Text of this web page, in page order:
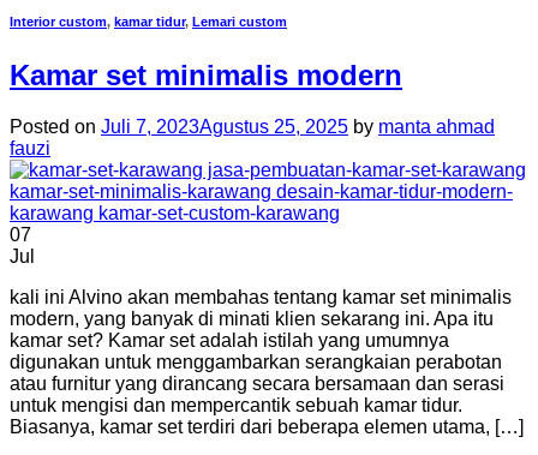
Interior custom, kamar tidur, Lemari custom
Kamar set minimalis modern
Posted on Juli 7, 2023Agustus 25, 2025 by manta ahmad
fauzi
07
Jul
kali ini Alvino akan membahas tentang kamar set minimalis
modern, yang banyak di minati klien sekarang ini. Apa itu
kamar set? Kamar set adalah istilah yang umumnya
digunakan untuk menggambarkan serangkaian perabotan
atau furnitur yang dirancang secara bersamaan dan serasi
untuk mengisi dan mempercantik sebuah kamar tidur.
Biasanya, kamar set terdiri dari beberapa elemen utama, […]